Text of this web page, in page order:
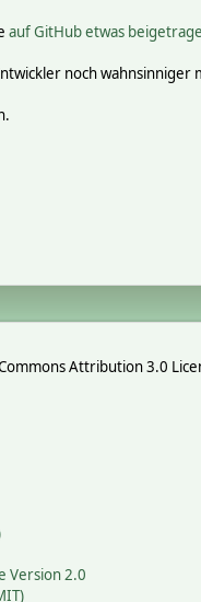
auf GitHub etwas
noch wahnsinniger
Attribution 3.0
Version 2.0